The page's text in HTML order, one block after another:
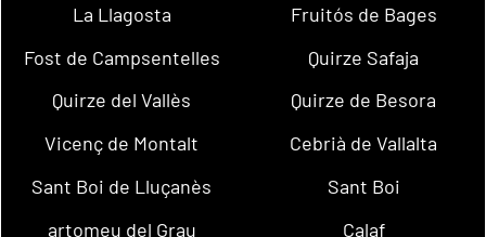
La Llagosta
Fruitós de Bages
Fost de Campsentelles
Quirze Safaja
Quirze del Vallès
Quirze de Besora
Vicenç de Montalt
Cebrià de Vallalta
Sant Boi de Lluçanès
Sant Boi
artomeu del Grau
Calaf